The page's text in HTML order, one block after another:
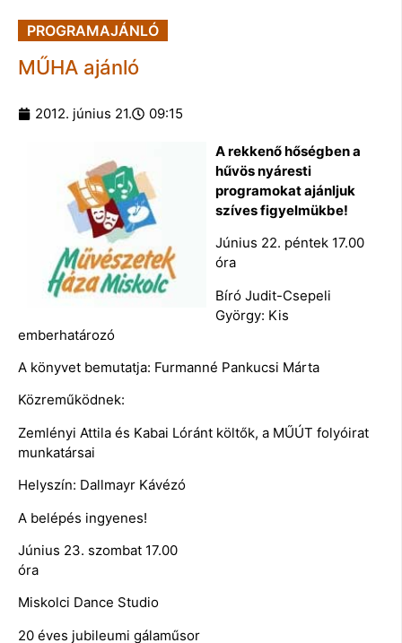
PROGRAMAJÁNLÓ
MŰHA ajánló
2012. június 21. 09:15
A rekkenő hőségben a
hűvös nyáresti
programokat ajánljuk
szíves figyelmükbe!
Június 22. péntek 17.00
óra
Bíró Judit-Csepeli
György: Kis
emberhatározó
A könyvet bemutatja: Furmanné Pankucsi Márta
Közreműködnek:
Zemlényi Attila és Kabai Lóránt költők, a MŰÚT folyóirat
munkatársai
Helyszín: Dallmayr Kávézó
A belépés ingyenes!
Június 23. szombat 17.00
óra
Miskolci Dance Studio
20 éves jubileumi gálaműsor